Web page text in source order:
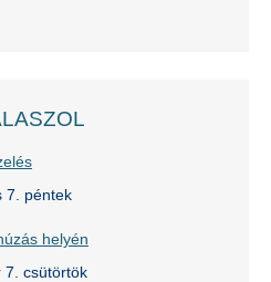
7. péntek
helyén
7. csütörtök